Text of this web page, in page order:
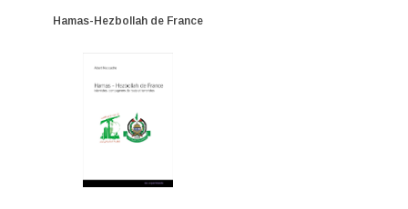
Hamas-Hezbollah de France